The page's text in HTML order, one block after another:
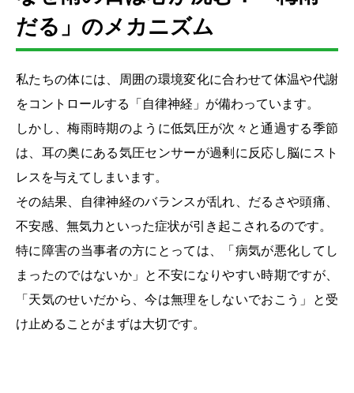
だる」のメカニズム
私たちの体には、周囲の環境変化に合わせて体温や代謝
をコントロールする「自律神経」が備わっています。
しかし、梅雨時期のように低気圧が次々と通過する季節
は、耳の奥にある気圧センサーが過剰に反応し脳にスト
レスを与えてしまいます。
その結果、自律神経のバランスが乱れ、だるさや頭痛、
不安感、無気力といった症状が引き起こされるのです。
特に障害の当事者の方にとっては、「病気が悪化してし
まったのではないか」と不安になりやすい時期ですが、
「天気のせいだから、今は無理をしないでおこう」と受
け止めることがまずは大切です。